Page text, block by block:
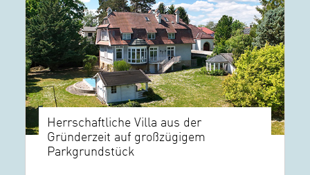
Herrschaftliche Villa aus der
Gründerzeit auf großzügigem
Parkgrundstück